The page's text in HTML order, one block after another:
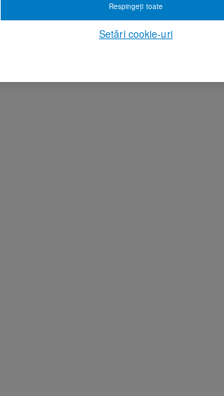
Setări cookie-uri
Respingeți toate